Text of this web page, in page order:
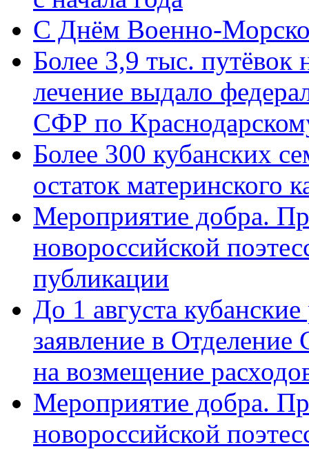
C Днём Военно-
Более 3,9 тыс. путёвок
лечение выдало
СФР по
Более 300 кубанских
остаток материнского
Мероприятие добра.
новороссийской
публикации
До 1 августа
заявление в
на возмещение
Мероприятие добра.
новороссийской